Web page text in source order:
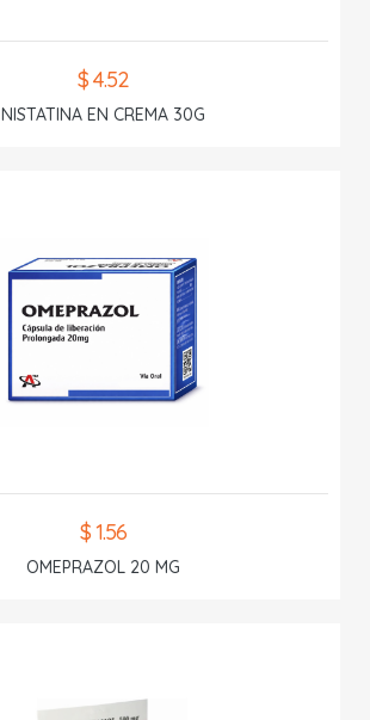
$ 4.52
NISTATINA EN CREMA 30G
$ 1.56
OMEPRAZOL 20 MG